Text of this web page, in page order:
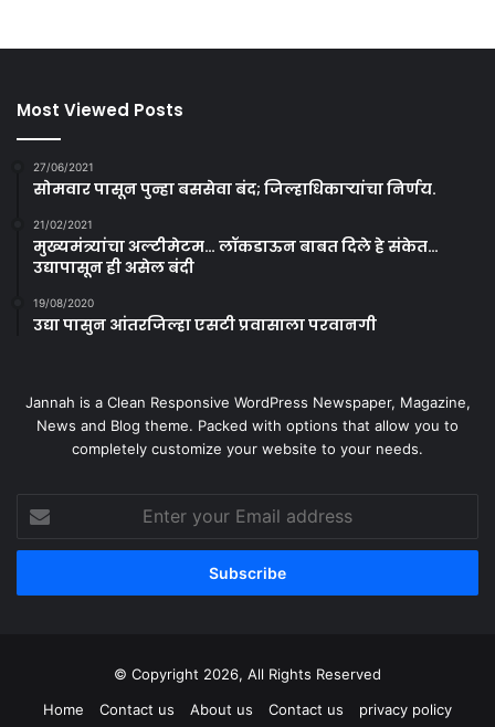
Most Viewed Posts
27/06/2021
सोमवार पासून पुन्हा बससेवा बंद; जिल्हाधिकाऱ्यांचा निर्णय.
21/02/2021
मुख्यमंत्र्यांचा अल्टीमेटम… लॉकडाऊन बाबत दिले हे संकेत…
उद्यापासून ही असेल बंदी
19/08/2020
उद्या पासुन आंतरजिल्हा एसटी प्रवासाला परवानगी
Jannah is a Clean Responsive WordPress Newspaper, Magazine,
News and Blog theme. Packed with options that allow you to
completely customize your website to your needs.
Enter
your
Email
© Copyright 2026, All Rights Reserved
Home
Contact us About us Contact us privacy policy